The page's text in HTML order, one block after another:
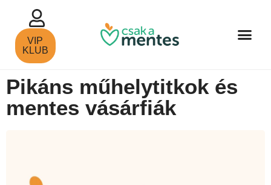
VIP
KLUB
Pikáns műhelytitkok és
mentes vásárfiák